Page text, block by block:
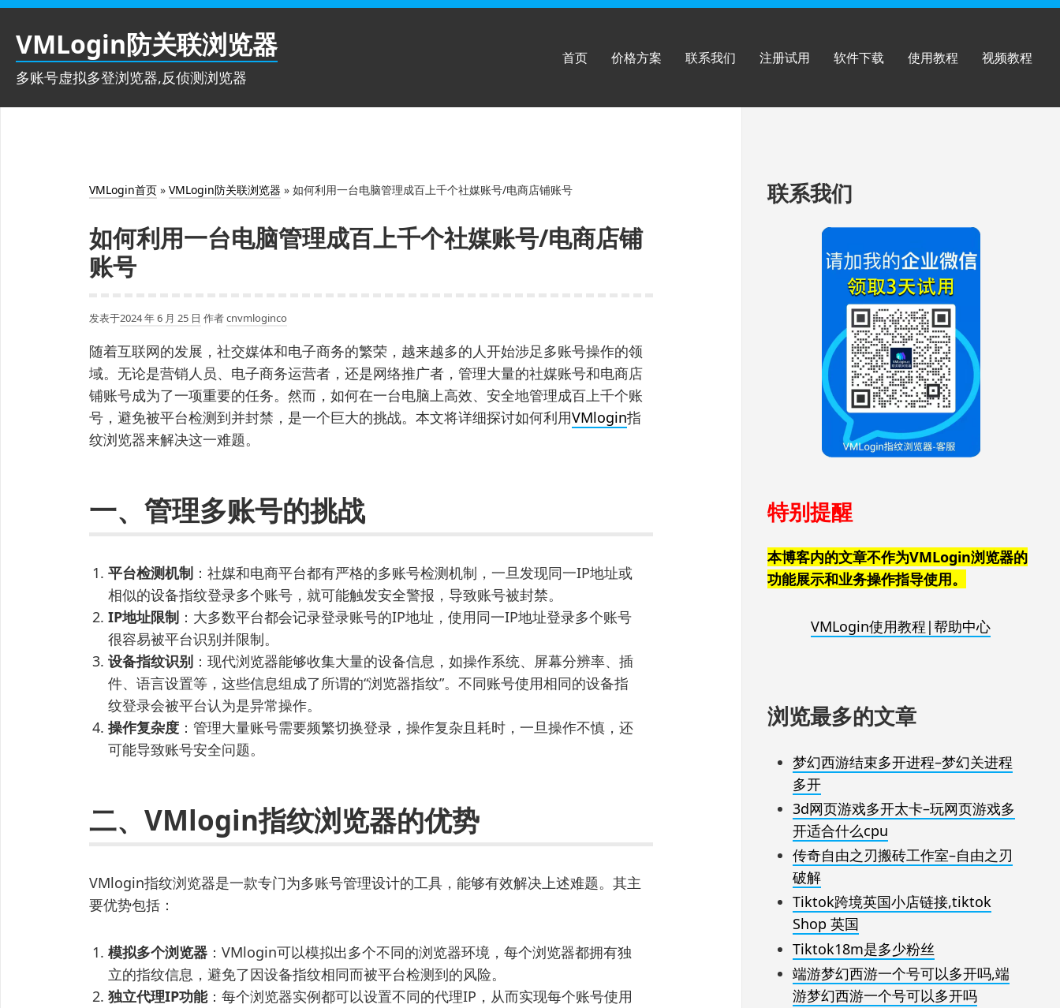
跳
VMLogin防关联浏览器
多账号虚拟多登浏览器,反侦测浏览器
首页 价格方案 联系我们 注册试用 软件下载 使用教程 视频教程
VMLogin首页 » VMLogin防关联浏览器 » 如何利用一台电脑管理成百上千个社媒账号/电商店铺账号
如何利用一台电脑管理成百上千个社媒账号/电商店铺
账号
发表于2024 年 6 月 25 日 作者cnvmloginco
随着互联网的发展，社交媒体和电子商务的繁荣，越来越多的人开始涉足多账号操作的领
域。无论是营销人员、电子商务运营者，还是网络推广者，管理大量的社媒账号和电商店
铺账号成为了一项重要的任务。然而，如何在一台电脑上高效、安全地管理成百上千个账
号，避免被平台检测到并封禁，是一个巨大的挑战。本文将详细探讨如何利用VMlogin指
纹浏览器来解决这一难题。
一、管理多账号的挑战
平台检测机制 ：社媒和电商平台都有严格的多账号检测机制，一旦发现同一IP地址或
相似的设备指纹登录多个账号，就可能触发安全警报，导致账号被封禁。
IP地址限制 ：大多数平台都会记录登录账号的IP地址，使用同一IP地址登录多个账号
很容易被平台识别并限制。
设备指纹识别 ：现代浏览器能够收集大量的设备信息，如操作系统、屏幕分辨率、插
件、语言设置等，这些信息组成了所谓的“浏览器指纹”。不同账号使用相同的设备指
纹登录会被平台认为是异常操作。
操作复杂度 ：管理大量账号需要频繁切换登录，操作复杂且耗时，一旦操作不慎，还
可能导致账号安全问题。
二、VMlogin指纹浏览器的优势
VMlogin指纹浏览器是一款专门为多账号管理设计的工具，能够有效解决上述难题。其主
要优势包括：
模拟多个浏览器 ：VMlogin可以模拟出多个不同的浏览器环境，每个浏览器都拥有独
立的指纹信息，避免了因设备指纹相同而被平台检测到的风险。
独立代理IP功能：每个浏览器实例都可以设置不同的代理IP，从而实现每个账号使用
至
联系我们
特别提醒
本博客内的文章不作为VMLogin浏览器的
功能展示和业务操作指导使用。
VMLogin使用教程|帮助中心
浏览最多的文章
梦幻西游结束多开进程–梦幻关进程
多开
3d网页游戏多开太卡–玩网页游戏多
开适合什么cpu
传奇自由之刃搬砖工作室–自由之刃
破解
Tiktok跨境英国小店链接,tiktok
Shop 英国
Tiktok18m是多少粉丝
端游梦幻西游一个号可以多开吗,端
游梦幻西游一个号可以多开吗